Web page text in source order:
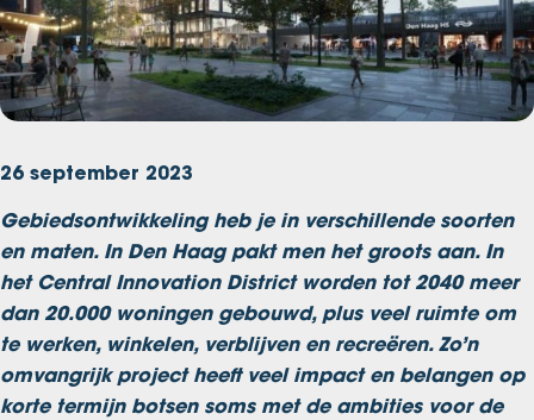
26 september 2023
Gebiedsontwikkeling heb je in verschillende soorten
en maten. In Den Haag pakt men het groots aan. In
het Central Innovation District worden tot 2040 meer
dan 20.000 woningen gebouwd, plus veel ruimte om
te werken, winkelen, verblijven en recreëren. Zo’n
omvangrijk project heeft veel impact en belangen op
korte termijn botsen soms met de ambities voor de